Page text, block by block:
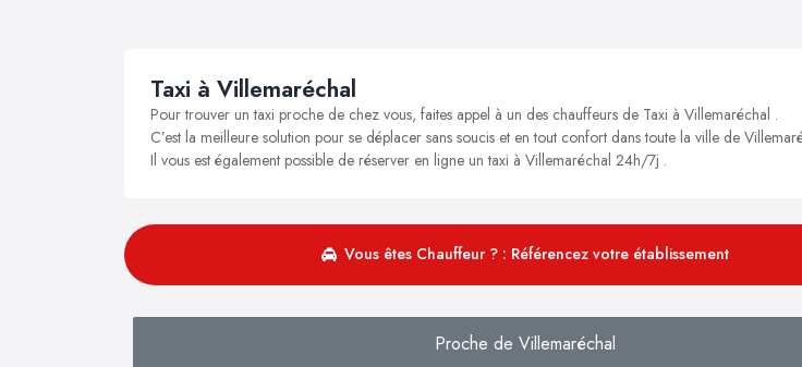
Taxi à Villemaréchal
Pour trouver un taxi proche de chez vous, faites appel à un des chauffeurs de Taxi à Villemaréchal .
C’est la meilleure solution pour se déplacer sans soucis et en tout confort dans toute la ville de
Il vous est également possible de réserver en ligne un taxi à Villemaréchal 24h/7j .
Vous êtes Chauffeur ? : Référencez votre établissement
Proche de Villemaréchal